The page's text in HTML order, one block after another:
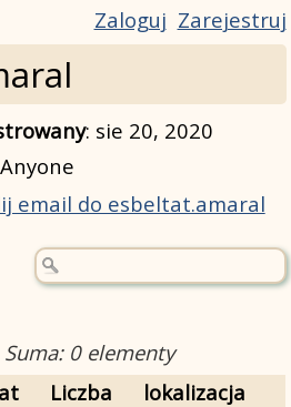
Zaloguj Zarejestruj
: sie 20, 2020
email do esbeltat.amaral
Suma: 0 elementy
Liczba lokalizacja